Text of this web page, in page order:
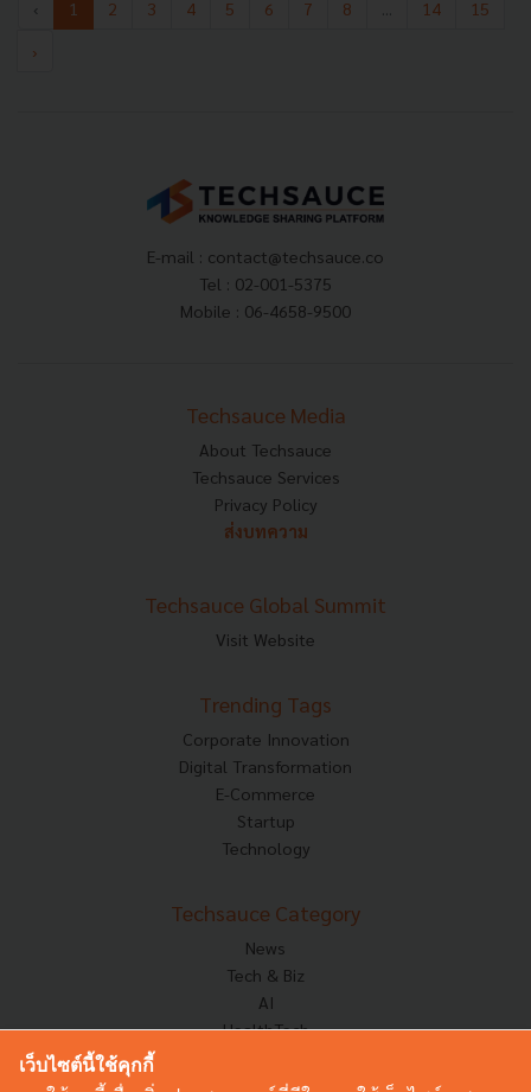
‹ 1 2 3 4 5 6 7 8 14
15
›
E-mail : contact@techsauce.co
Tel : 02-001-5375
Mobile : 06-4658-9500
Techsauce Media
About Techsauce
Techsauce Services
Privacy Policy
ส่งบทความ
Techsauce Global Summit
Visit Website
Trending Tags
Corporate Innovation
Digital Transformation
E-Commerce
Startup
Technology
Techsauce Category
News
Tech & Biz
AI
HealthTech
Corp Innov
เว็บไซต์นี้ใช้คุกกี้